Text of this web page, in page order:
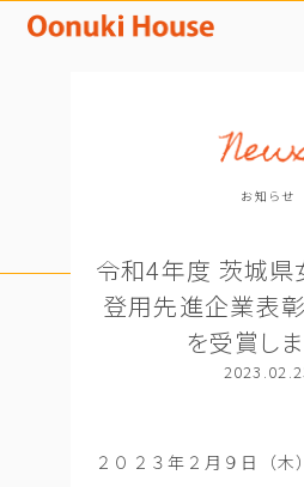
お知らせ
令和4年度 茨城県
登用先進企業表
を受賞し
２０２３年２月９日（木